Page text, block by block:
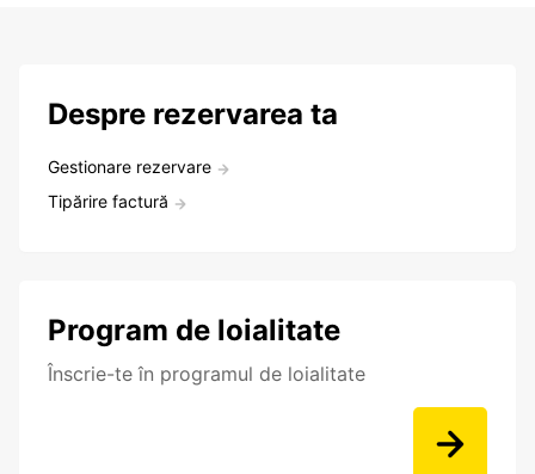
Despre rezervarea ta
Gestionare rezervare
Tipărire factură
Program de loialitate
Înscrie-te în programul de loialitate